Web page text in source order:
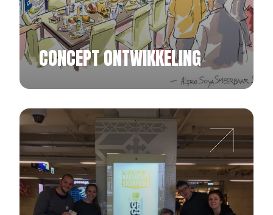
CONCEPT ONTWIKKELING